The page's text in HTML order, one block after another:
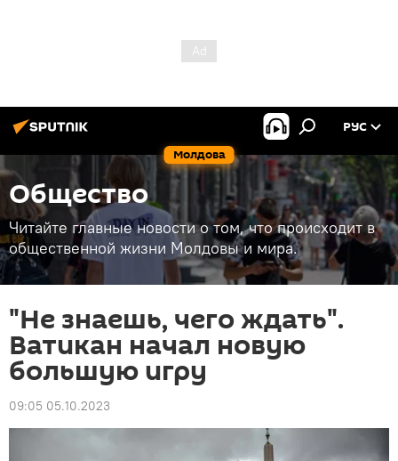
Молдова
РУС
Общество
Читайте главные новости о том, что происходит в
общественной жизни Молдовы и мира.
"Не знаешь, чего ждать".
Ватикан начал новую
большую игру
09:05 05.10.2023